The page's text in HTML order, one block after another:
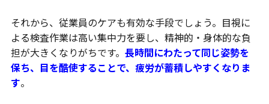
それから、従業員のケアも有効な手段でしょう。目視に
よる検査作業は高い集中力を要し、精神的・身体的な負
担が大きくなりがちです。 長時間にわたって同じ姿勢を
保ち、目を酷使することで、疲労が蓄積しやすくなりま
す。